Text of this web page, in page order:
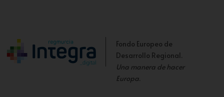
Fondo Europeo de
Desarrollo Regional.
Una manera de hacer
Europa.